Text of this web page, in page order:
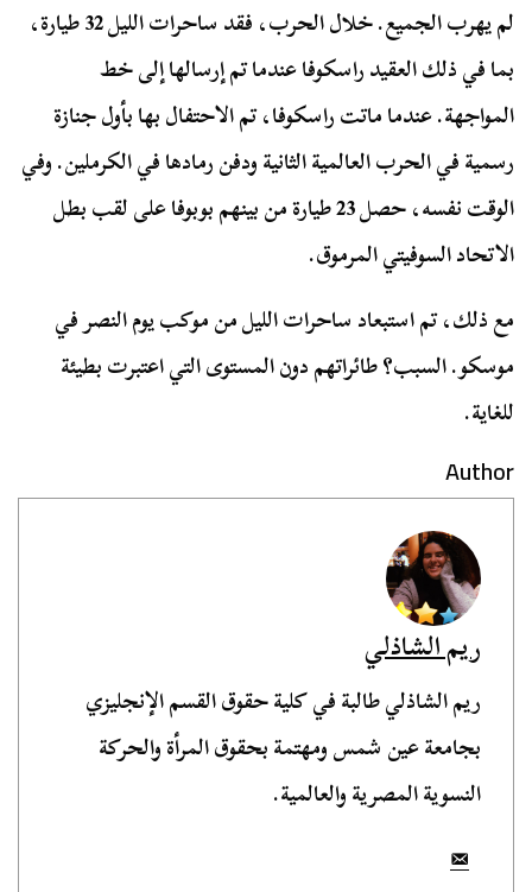
لم يهرب الجميع. خلال الحرب، فقد ساحرات الليل 32 طيارة،
بما في ذلك العقيد راسكوفا عندما تم إرسالها إلى خط
المواجهة. عندما ماتت راسكوفا، تم الاحتفال بها بأول جنازة
رسمية في الحرب العالمية الثانية ودفن رمادها في الكرملين. وفي
الوقت نفسه، حصل 23 طيارة من بينهم بوبوفا على لقب بطل
الاتحاد السوفيتي المرموق.
مع ذلك، تم استبعاد ساحرات الليل من موكب يوم النصر في
موسكو. السبب؟ طائراتهم دون المستوى التي اعتبرت بطيئة
للغاية.
Author
ريم الشاذلي
ريم الشاذلي طالبة في كلية حقوق القسم الإنجليزي
بجامعة عين شمس ومهتمة بحقوق المرأة والحركة
النسوية المصرية والعالمية.